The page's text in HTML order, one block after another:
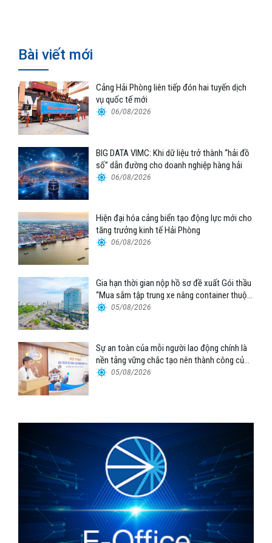
Bài viết mới
Cảng Hải Phòng liên tiếp đón hai tuyến dịch
vụ quốc tế mới
06/08/2026
BIG DATA VIMC: Khi dữ liệu trở thành “hải đồ
số” dẫn đường cho doanh nghiệp hàng hải
06/08/2026
Hiện đại hóa cảng biển tạo động lực mới cho
tăng trưởng kinh tế Hải Phòng
06/08/2026
Gia hạn thời gian nộp hồ sơ đề xuất Gói thầu
“Mua sắm tập trung xe nâng container thuộc
Tổng công ty Hàng hải Việt Nam – CTCP”
05/08/2026
Sự an toàn của mỗi người lao động chính là
nền tảng vững chắc tạo nên thành công của
Cảng Đà Nẵng
05/08/2026